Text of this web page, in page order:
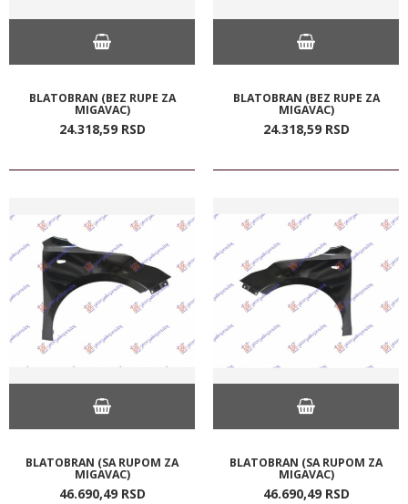
BLATOBRAN (BEZ RUPE ZA
MIGAVAC)
24.318,59 RSD
BLATOBRAN (BEZ RUPE ZA
MIGAVAC)
24.318,59 RSD
BLATOBRAN (SA RUPOM ZA
MIGAVAC)
46.690,49 RSD
BLATOBRAN (SA RUPOM ZA
MIGAVAC)
46.690,49 RSD